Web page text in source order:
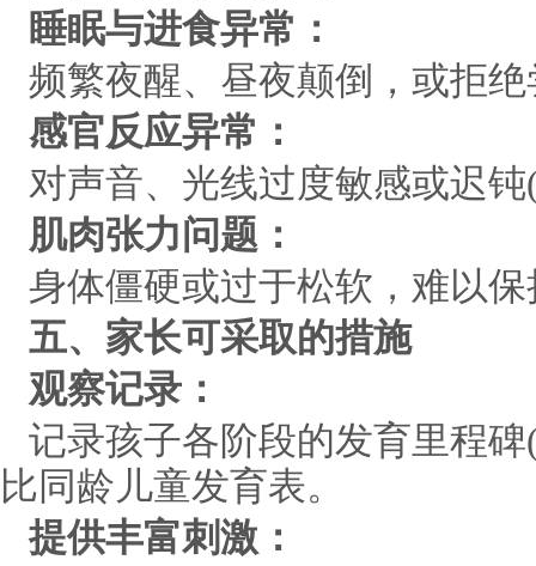
睡眠与进食异常：
频繁夜醒、昼夜颠倒，或拒
感官反应异常：
对声音、光线过度敏感或迟
肌肉张力问题：
身体僵硬或过于松软，难以
五、家长可采取的措施
观察记录：
记录孩子各阶段的发育里程
比同龄儿童发育表。
提供丰富刺激：